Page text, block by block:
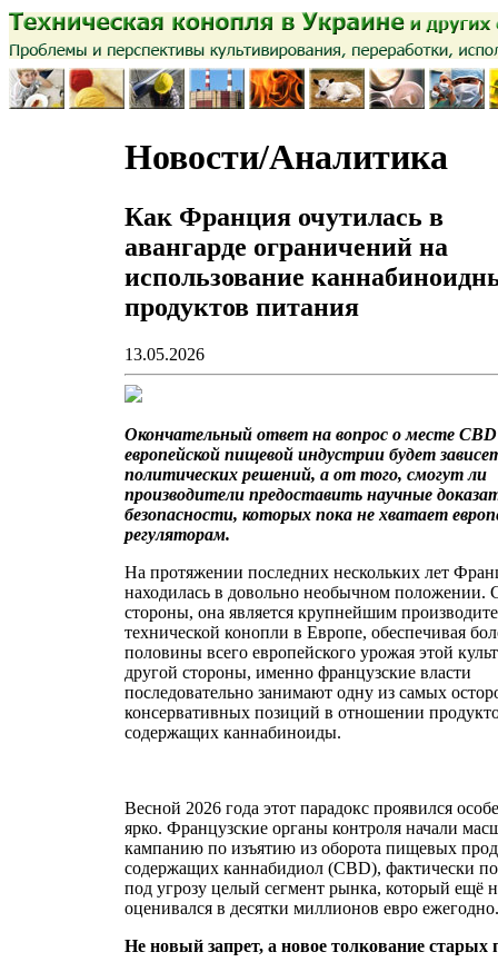
Новости/Аналитика
Как Франция очутилась в
авангарде ограничений на
использование
продуктов питания
13.05.2026
Окончательный ответ на вопрос о месте CBD
европейской пищевой индустрии будет
политических решений, а от того, смогут ли
производители предоставить научные
безопасности, которых пока не хватает
регуляторам.
На протяжении последних нескольких лет
находилась в довольно необычном положении.
стороны, она является крупнейшим
технической конопли в Европе, обеспечивая
половины всего европейского урожая этой
другой стороны, именно французские власти
последовательно занимают одну из самых
консервативных позиций в отношении
содержащих каннабиноиды.
Весной 2026 года этот парадокс проявился
ярко. Французские органы контроля начали
кампанию по изъятию из оборота пищевых
содержащих каннабидиол (CBD), фактически
под угрозу целый сегмент рынка, который ещё
оценивался в десятки миллионов евро
Не новый запрет, а новое толкование старых